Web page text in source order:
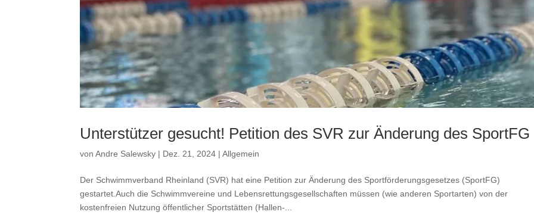
Unterstützer gesucht! Petition des SVR zur Änderung des SportFG
vonAndre Salewsky | Dez. 21, 2024 |Allgemein
Der Schwimmverband Rheinland (SVR) hat eine Petition zur Änderung des Sportförderungsgesetzes (SportFG)
gestartet.Auch die Schwimmvereine und Lebensrettungsgesellschaften müssen (wie anderen Sportarten) von der
kostenfreien Nutzung öffentlicher Sportstätten (Hallen-...